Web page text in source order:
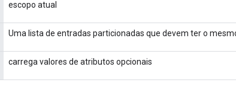
escopo atual
Uma lista de entradas particionadas que devem ter o
carrega valores de atributos opcionais